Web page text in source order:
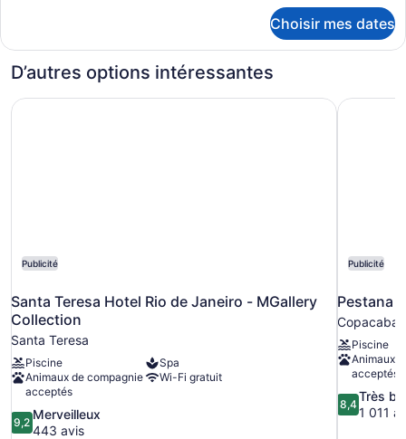
(7
Bedroom
Appartement
Suite)
Choisir mes dates
D’autres options intéressantes
Publicité
Santa Teresa Hotel Rio de Janeiro - MGallery
Collection
Santa Teresa
Piscine
Spa
Animaux de compagnie
acceptés
Wi-Fi gratuit
9.2
sur
9,2
Merveilleux
443 avis
Santa Teresa Hotel Rio de Janeiro - MGallery Collection
Publicité
Pestana
Piscine
Animaux
acceptés
8.4
sur
8,4
Très
1 011
Pestana